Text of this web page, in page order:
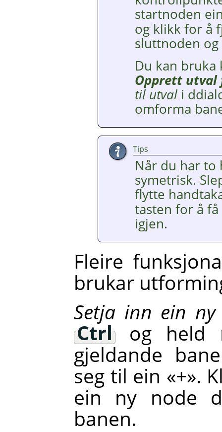
startnoden
og klikk for å
sluttnoden
Du kan bruka
Opprett utval
til utval i
omforma
Tips
Når du har to
symetrisk.
flytte
tasten for å
igjen.
Fleire
brukar
Setja inn ein ny
Ctrlog held
gjeldande
seg til ein «+».
ein ny node
banen.